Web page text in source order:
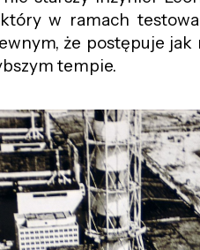
w ramach
że postępuje jak
szym tempie.